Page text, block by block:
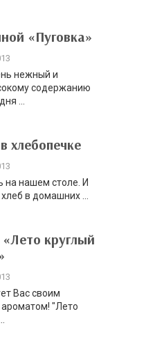
«Пуговка»
нежный и
содержанию
...
хлебопечке
на нашем столе. И
в домашних ...
круглый
Вас своим
"Лето